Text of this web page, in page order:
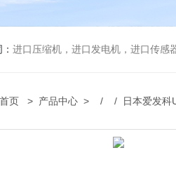
进口压缩机，进口发电机，进口传感
首页 > 产品中心 > / / 日本爱发科